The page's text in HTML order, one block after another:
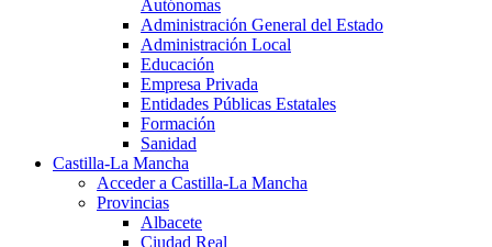
Autónomas
Administración General del Estado
Administración Local
Educación
Empresa Privada
Entidades Públicas Estatales
Formación
Sanidad
Castilla-La Mancha
Acceder a Castilla-La Mancha
Provincias
Albacete
Ciudad Real